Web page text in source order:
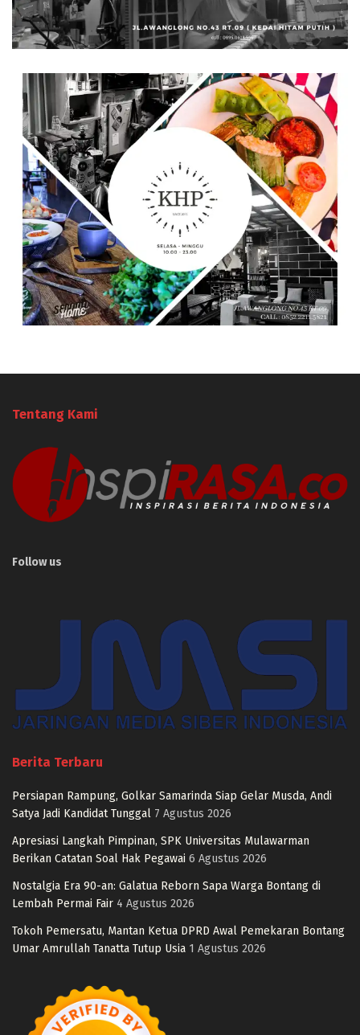
Tentang Kami
Follow us
Berita Terbaru
Persiapan Rampung, Golkar Samarinda Siap Gelar Musda, Andi
Satya Jadi Kandidat Tunggal 7 Agustus 2026
Apresiasi Langkah Pimpinan, SPK Universitas Mulawarman
Berikan Catatan Soal Hak Pegawai 6 Agustus 2026
Nostalgia Era 90-an: Galatua Reborn Sapa Warga Bontang di
Lembah Permai Fair 4 Agustus 2026
Tokoh Pemersatu, Mantan Ketua DPRD Awal Pemekaran Bontang
Umar Amrullah Tanatta Tutup Usia 1 Agustus 2026